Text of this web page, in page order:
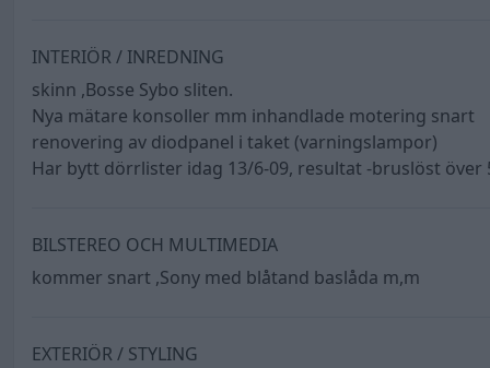
INTERIÖR / INREDNING
skinn ,Bosse Sybo sliten.
Nya mätare konsoller mm inhandlade motering snart
renovering av diodpanel i taket (varningslampor)
Har bytt dörrlister idag 13/6-09, resultat -bruslöst över
BILSTEREO OCH MULTIMEDIA
kommer snart ,Sony med blåtand baslåda m,m
EXTERIÖR / STYLING